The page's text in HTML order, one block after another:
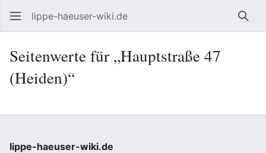
lippe-haeuser-wiki.de
Seitenwerte für „Hauptstraße 47
(Heiden)“
lippe-haeuser-wiki.de